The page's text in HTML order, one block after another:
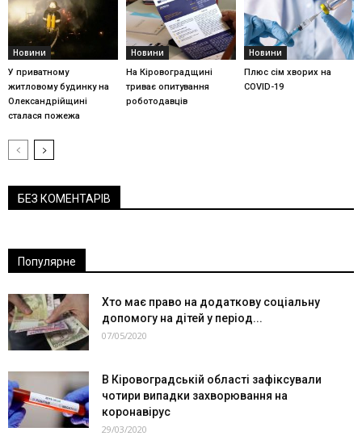
Новини
У приватному
житловому будинку на
Олександрійщині
сталася пожежа
Новини
На Кіровоградщині
триває опитування
роботодавців
Новини
Плюс сім хворих на
COVID-19
БЕЗ КОМЕНТАРІВ
Популярне
Хто має право на додаткову соціальну
допомогу на дітей у період...
07/05/2020
В Кіровоградській області зафіксували
чотири випадки захворювання на
коронавірус
29/03/2020